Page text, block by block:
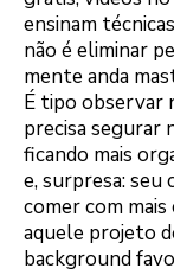
ensinam
não é eliminar
mente anda
É tipo observar
precisa segurar
ficando mais
e, surpresa:
comer com mais
aquele projeto
background